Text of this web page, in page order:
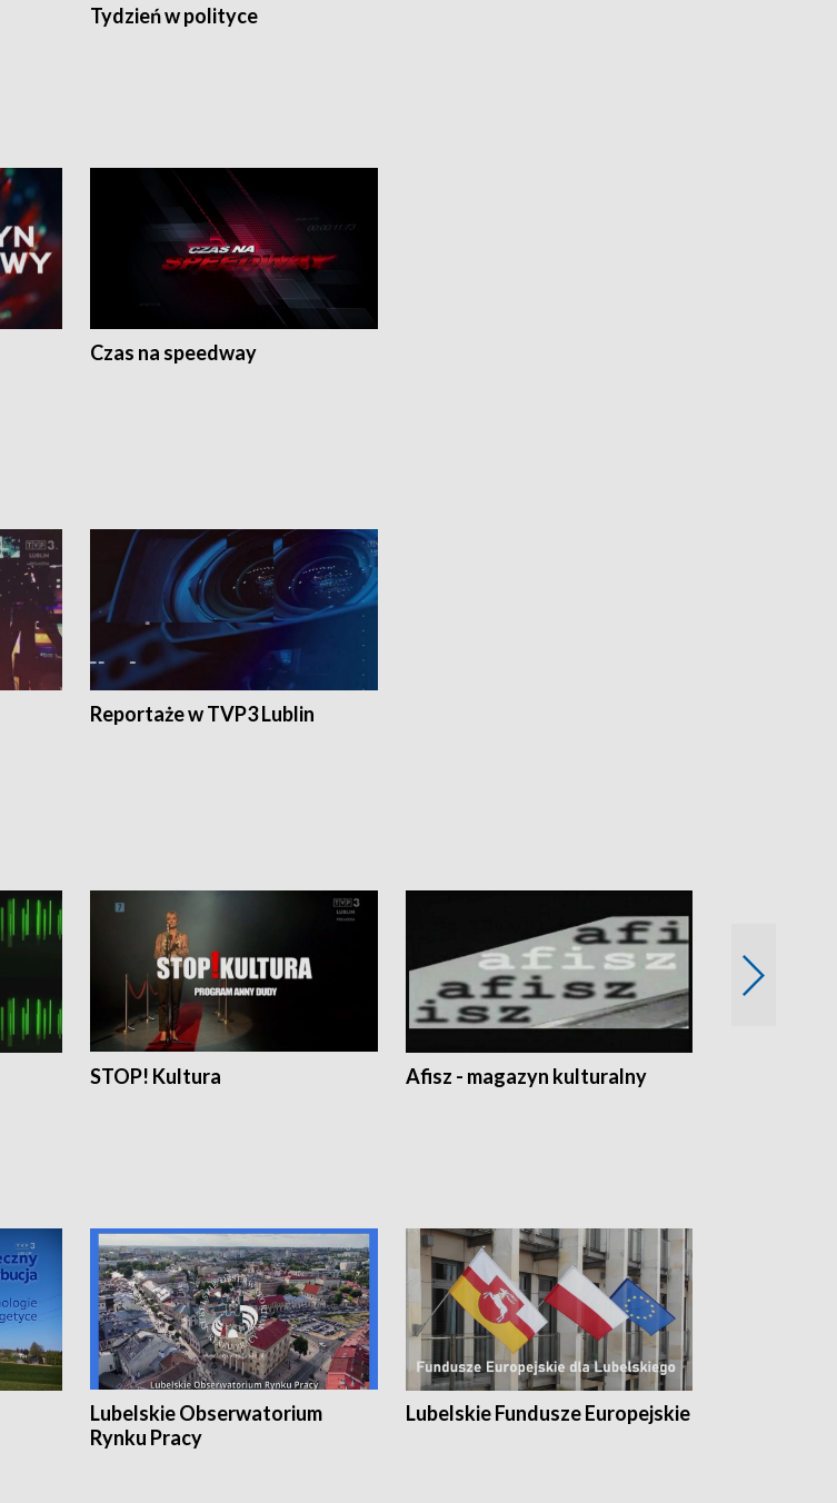
Tydzień w polityce
Czas na speedway
Reportaże w TVP3 Lublin
STOP! Kultura Afisz - magazyn kulturalny
Lubelskie Obserwatorium
Rynku Pracy
Lubelskie Fundusze Europejskie